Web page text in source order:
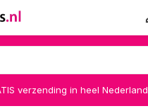
verzending in heel Nederland